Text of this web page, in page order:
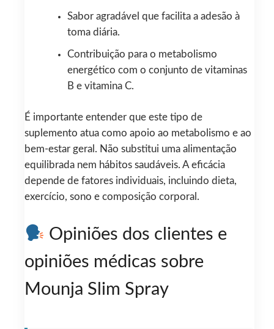
Sabor agradável que facilita a adesão à
toma diária.
Contribuição para o metabolismo
energético com o conjunto de vitaminas
B e vitamina C.
É importante entender que este tipo de
suplemento atua como apoio ao metabolismo e ao
bem-estar geral. Não substitui uma alimentação
equilibrada nem hábitos saudáveis. A eficácia
depende de fatores individuais, incluindo dieta,
exercício, sono e composição corporal.
Opiniões dos clientes e
opiniões médicas sobre
Mounja Slim Spray